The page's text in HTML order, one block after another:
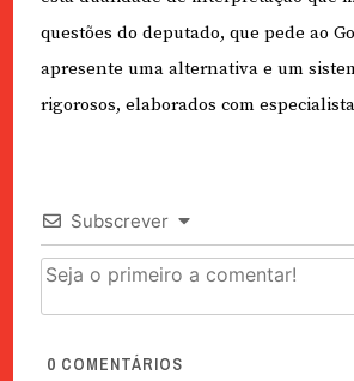
questões do deputado, que pede ao
apresente uma alternativa e um
rigorosos, elaborados com
Subscrever
0 COMENTÁRIOS